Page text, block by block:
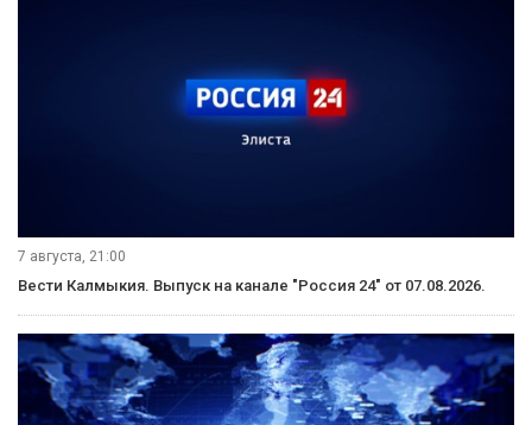
7 августа, 21:00
Вести Калмыкия. Выпуск на канале "Россия 24" от 07.08.2026.